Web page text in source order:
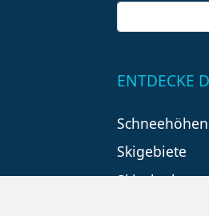
ENTDECKE
Schneehöhen
Skigebiete
Skiurlaub